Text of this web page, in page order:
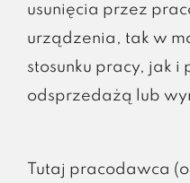
usunięcia przez
urządzenia, tak w
stosunku pracy, jak i
odsprzedażą lub
Tutaj pracodawca